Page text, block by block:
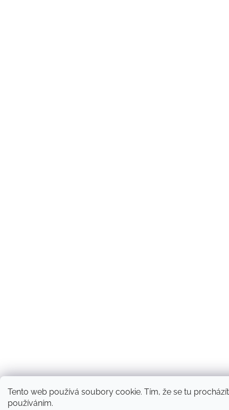
Tento web používá soubory cookie. Tím, že se tu
používáním.